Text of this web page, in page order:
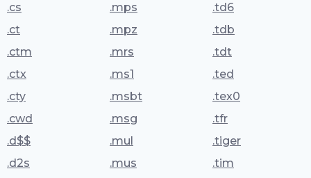
.cs
.ct
.ctm
.ctx
.cty
.cwd
.d$$
.d2s
.mps
.mpz
.mrs
.ms1
.msbt
.msg
.mul
.mus
.td6
.tdb
.tdt
.ted
.tex0
.tfr
.tiger
.tim